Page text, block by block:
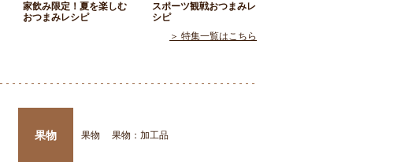
家飲み限定！夏を楽しむ
おつまみレシピ
スポーツ観戦おつまみレ
シピ
＞ 特集一覧はこちら
果物 果物 果物：加工品